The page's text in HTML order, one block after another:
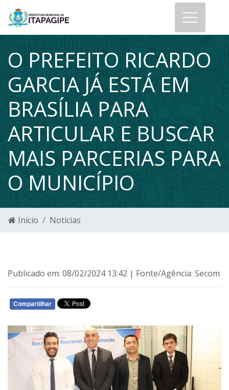
O PREFEITO RICARDO
GARCIA JÁ ESTÁ EM
BRASÍLIA PARA
ARTICULAR E BUSCAR
MAIS PARCERIAS PARA
O MUNICÍPIO
Início Notícias
Publicado em: 08/02/2024 13:42 | Fonte/Agência: Secom
Compartilhar